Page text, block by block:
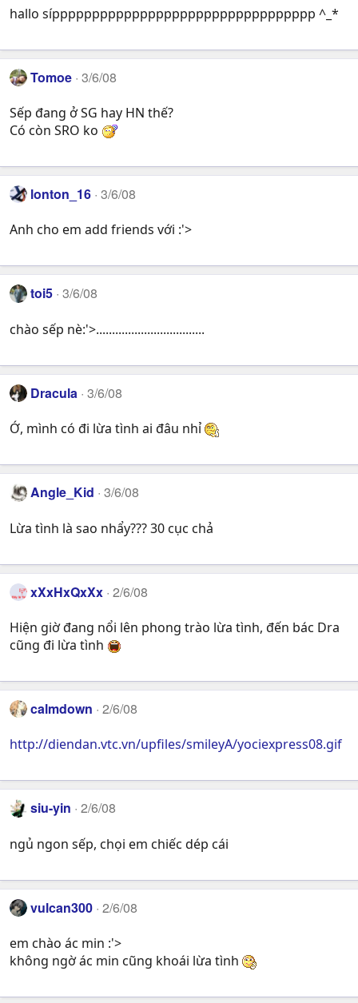
hallo síppppppppppppppppppppppppppppppppp ^_*
Tomoe 3/6/08
Sếp đang ở SG hay HN thế?
Có còn SRO ko
lonton_16 3/6/08
Anh cho em add friends với :'>
toi5 3/6/08
chào sếp nè:'>..................................
Dracula 3/6/08
Ớ, mình có đi lừa tình ai đâu nhỉ
Angle_Kid 3/6/08
Lừa tình là sao nhẩy??? 30 cục chả
xXxHxQxXx 2/6/08
Hiện giờ đang nổi lên phong trào lừa tình, đến bác Dra
cũng đi lừa tình
calmdown 2/6/08
http://diendan.vtc.vn/upfiles/smileyA/yociexpress08.gif
siu-yin 2/6/08
ngủ ngon sếp, chọi em chiếc dép cái
vulcan300 2/6/08
em chào ác min :'>
không ngờ ác min cũng khoái lừa tình